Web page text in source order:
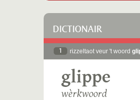
DICTIONAIR
1 rizzeltaot veur 't woord
glippe
wèrkwoord